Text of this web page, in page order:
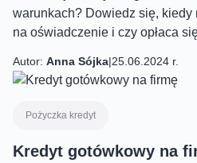
warunkach? Dowiedz się, kiedy
na oświadczenie i czy opłaca
Autor: Anna Sójka|25.06.2024 r.
Pożyczka kredyt
Kredyt gotówkowy na